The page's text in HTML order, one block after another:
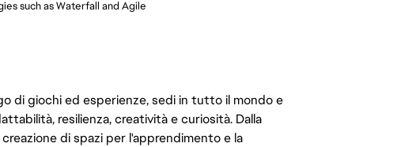
such as Waterfall and Agile
di giochi ed esperienze, sedi in tutto il mondo e
resilienza, creatività e curiosità. Dalla
di spazi per l'apprendimento e la